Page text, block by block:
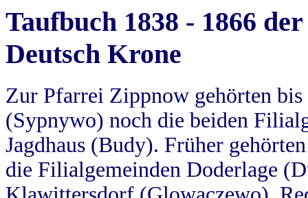
Taufbuch 1838 - 1866
Deutsch Krone
Zur Pfarrei Zippnow gehörten
(Sypnywo) noch die beiden
Jagdhaus (Budy). Früher
die Filialgemeinden Doderlage